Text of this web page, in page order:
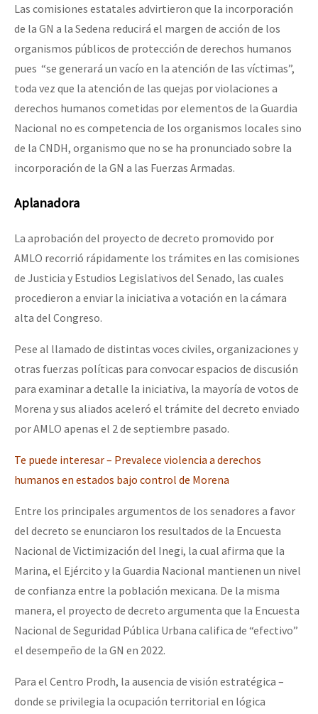
Las comisiones estatales advirtieron que la incorporación
de la GN a la Sedena reducirá el margen de acción de los
organismos públicos de protección de derechos humanos
pues “se generará un vacío en la atención de las víctimas”,
toda vez que la atención de las quejas por violaciones a
derechos humanos cometidas por elementos de la Guardia
Nacional no es competencia de los organismos locales sino
de la CNDH, organismo que no se ha pronunciado sobre la
incorporación de la GN a las Fuerzas Armadas.
Aplanadora
La aprobación del proyecto de decreto promovido por
AMLO recorrió rápidamente los trámites en las comisiones
de Justicia y Estudios Legislativos del Senado, las cuales
procedieron a enviar la iniciativa a votación en la cámara
alta del Congreso.
Pese al llamado de distintas voces civiles, organizaciones y
otras fuerzas políticas para convocar espacios de discusión
para examinar a detalle la iniciativa, la mayoría de votos de
Morena y sus aliados aceleró el trámite del decreto enviado
por AMLO apenas el 2 de septiembre pasado.
Te puede interesar – Prevalece violencia a derechos
humanos en estados bajo control de Morena
Entre los principales argumentos de los senadores a favor
del decreto se enunciaron los resultados de la Encuesta
Nacional de Victimización del Inegi, la cual afirma que la
Marina, el Ejército y la Guardia Nacional mantienen un nivel
de confianza entre la población mexicana. De la misma
manera, el proyecto de decreto argumenta que la Encuesta
Nacional de Seguridad Pública Urbana califica de “efectivo”
el desempeño de la GN en 2022.
Para el Centro Prodh, la ausencia de visión estratégica –
donde se privilegia la ocupación territorial en lógica